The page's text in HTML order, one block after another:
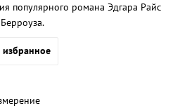
популярного романа Эдгара Райс
Берроуза.
избранное